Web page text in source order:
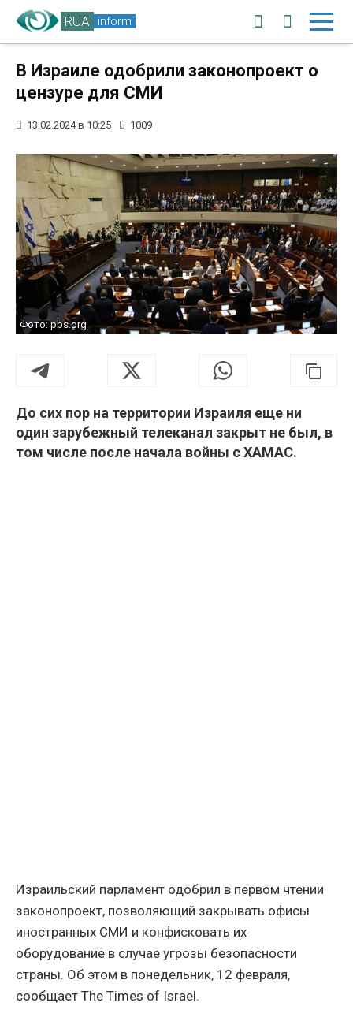
RUA inform
В Израиле одобрили законопроект о
цензуре для СМИ
13.02.2024 в 10:25 1009
Фото: pbs.org
До сих пор на территории Израиля еще ни
один зарубежный телеканал закрыт не был, в
том числе после начала войны с ХАМАС.
Израильский парламент одобрил в первом чтении
законопроект, позволяющий закрывать офисы
иностранных СМИ и конфисковать их
оборудование в случае угрозы безопасности
страны. Об этом в понедельник, 12 февраля,
сообщает The Times of Israel.